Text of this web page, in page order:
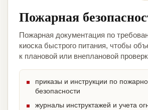
Пожарная
Пожарная документация по
киоска быстрого питания, чтобы
к плановой или внеплановой
приказы и инструкции по
безопасности
журналы инструктажей и учета